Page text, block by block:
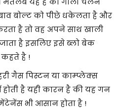
बोल्ट को पीछे धकेलता है और
है तो वह अपने साथ खाली
है इसलिए इसे ब्लो बेक
कहते है !
गैस पिस्टन या काम्प्लेक्स
है यही कारन है की यह गन
भी आसान होता है !